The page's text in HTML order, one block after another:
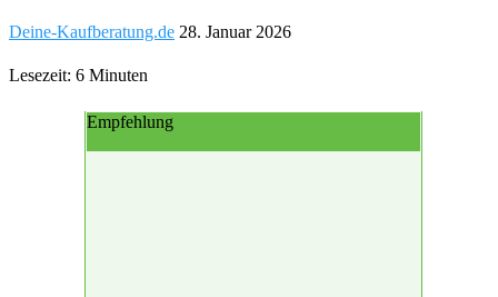
Deine-Kaufberatung.de 28. Januar 2026
Lesezeit: 6 Minuten
Empfehlung